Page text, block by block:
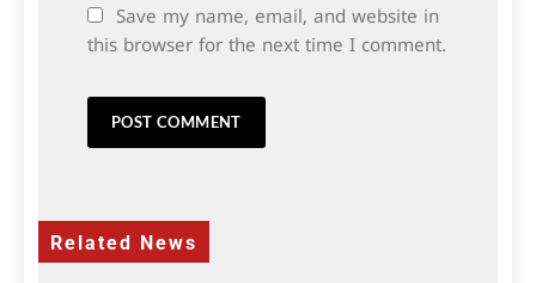
Save my name, email, and website in
this browser for the next time I comment.
Related News